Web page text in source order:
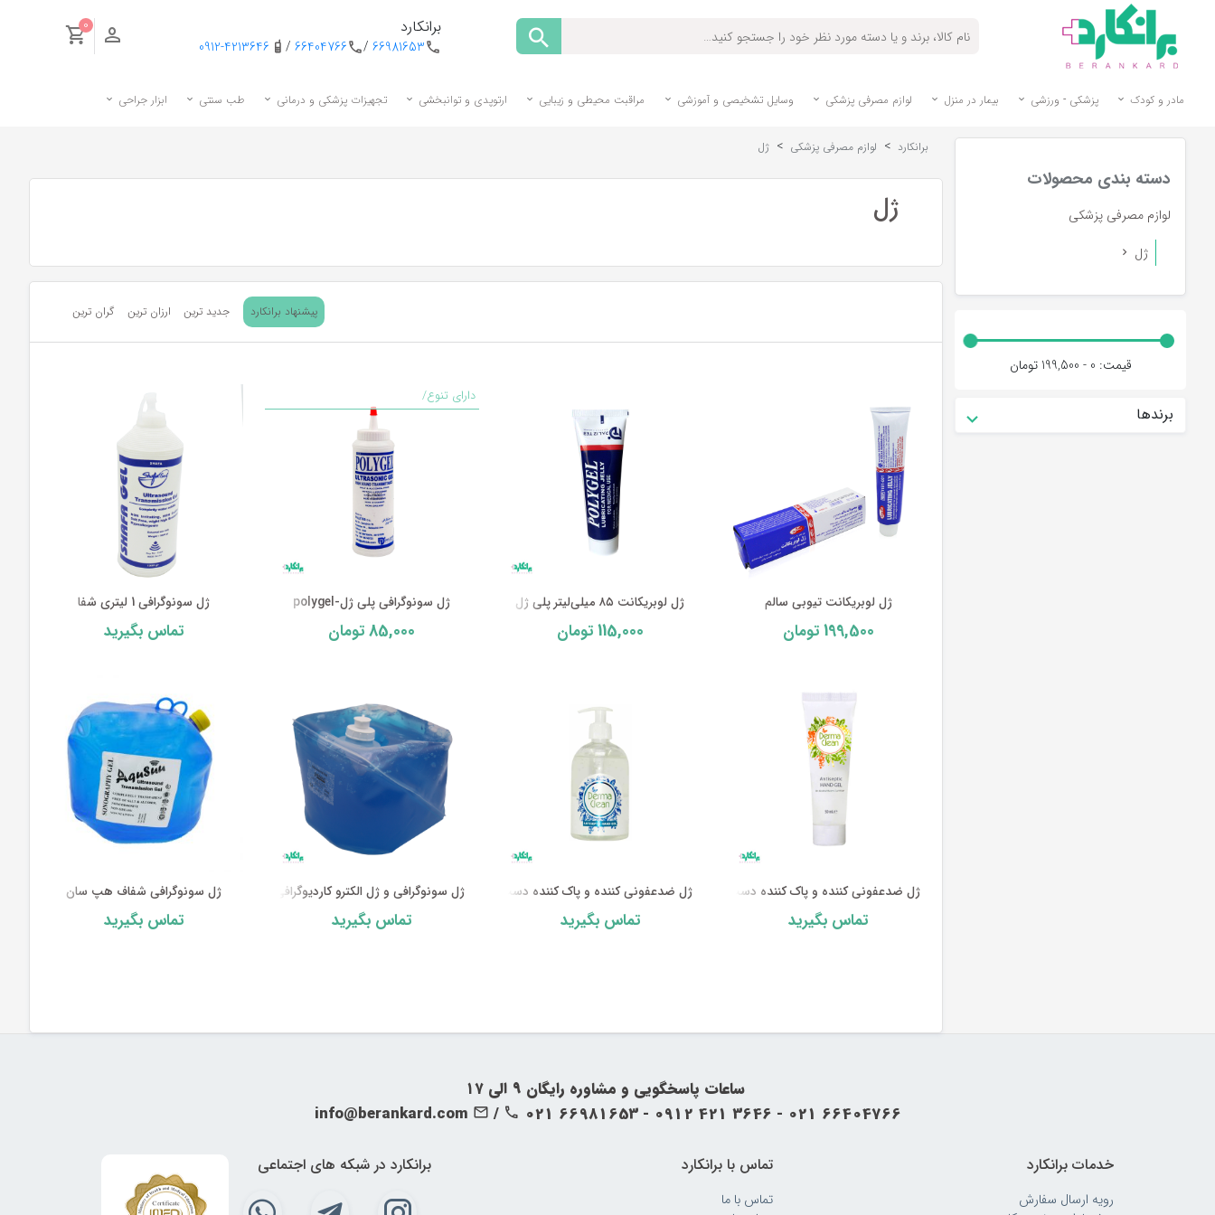
برانکارد
66981653
/
66404766
/
0912-4213646
0
مادر و کودک پزشکی - ورزشی بیمار در منزل لوازم مصرفی پزشکی وسایل تشخیصی و آموزشی مراقبت محیطی و زیبایی ارتوپدی و توانبخشی تجهیزات پزشکی و درمانی طب سنتی ابزار جراحی
دسته بندی محصولات
لوازم مصرفی پزشکی
ژل
قیمت: 0 - 199,500 تومان
برندها
برانکارد > لوازم مصرفی پزشکی > ژل
ژل
پیشنهاد برانکارد جدید ترین ارزان ترین گران ترین
ژل لوبریکانت تیوبی سالم
199,500 تومان
ژل لوبریکانت ۸۵ میلی‌لیتر پلی ژل
115,000تومان
دارای تنوع/
ژل سونوگرافی پلی ژل-polygel
85,000 تومان
ژل سونوگرافی 1 لیتری شفا
تماس بگیرید
ژل ضدعفونی کننده و پاک کننده دست الکلی ۵۰ سی‌سی درماکلین-Derma Clean
تماس بگیرید
ژل ضدعفونی کننده و پاک کننده دست الکلی ۵۰۰ سی‌سی درماکلین-Derma Clean
تماس بگیرید
ژل سونوگرافی و ژل الکترو کاردیوگرافی PRIMAX آلمان 5 لیتری
تماس بگیرید
ژل سونوگرافی شفاف هپ سان
تماس بگیرید
‍‍ ساعات پاسخگویی و مشاوره رایگان ۹ الی ۱۷
info@berankard.com
/ 021 66981653 - 0912 421 3646 - 021 66404766
خدمات برانکارد
رویه‌ ارسال سفارش
تماس با برانکارد
تماس با ما
برانکارد در شبکه های اجتماعی